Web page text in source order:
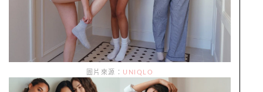
圖片來源： UNIQLO